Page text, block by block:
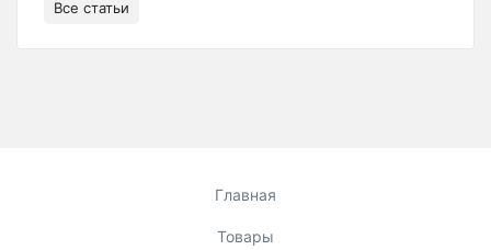
Все статьи
Главная
Товары